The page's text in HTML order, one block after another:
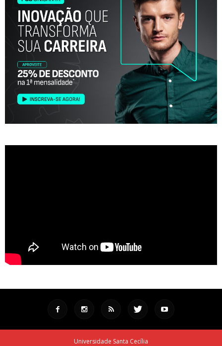
Universidade Santa Cecília